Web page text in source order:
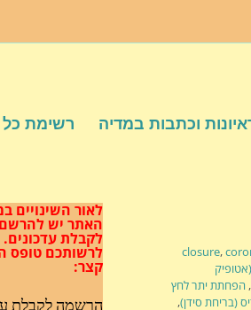
וכתבות במדיה רשימת כל
closure,
, הפחתת יתר לחץ
(בריחת סידן),
לאור השינויים
האתר יש
לקבלת עדכונים.
לרשותכם טופס
קצר:
הרשמה לקבלת